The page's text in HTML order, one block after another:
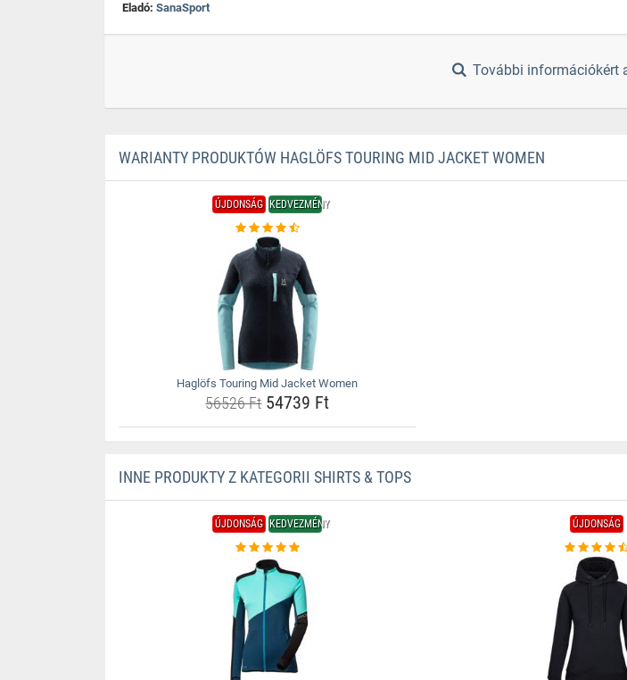
Eladó: SanaSport
További információkért
WARIANTY PRODUKTÓW HAGLÖFS TOURING MID JACKET WOMEN
ÚJDONSÁG KEDVEZMÉNY
Haglöfs Touring Mid Jacket Women
56526 Ft54739 Ft
INNE PRODUKTY Z KATEGORII SHIRTS & TOPS
ÚJDONSÁG KEDVEZMÉNY ÚJDONSÁG